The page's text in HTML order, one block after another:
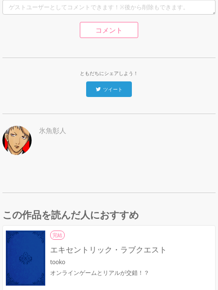
コメント
ともだちにシェアしよう！
ツイート
氷魚彰人
この作品を読んだ人におすすめ
完結
エキセントリック・ラブクエスト
tooko
オンラインゲームとリアルが交錯！？